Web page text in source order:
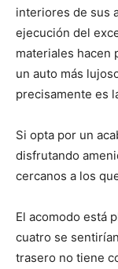
interiores de sus
ejecución del
materiales hacen
un auto más
precisamente es
Si opta por un
disfrutando
cercanos a los
El acomodo está
cuatro se
trasero no tiene